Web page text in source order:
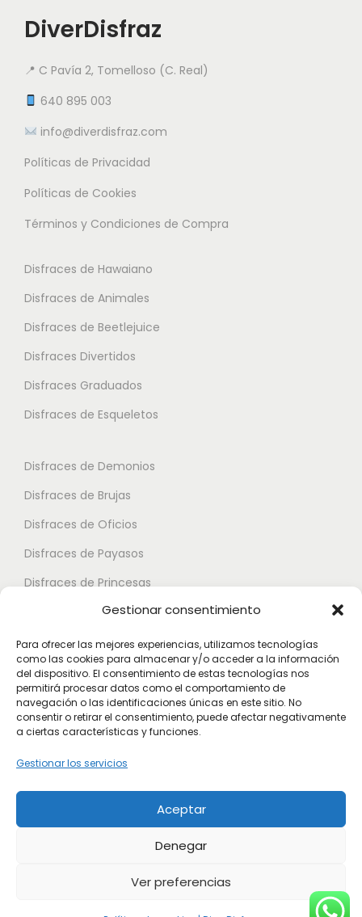
Gestionar consentimiento
Para ofrecer las mejores experiencias, utilizamos tecnologías
como las cookies para almacenar y/o acceder a la información
del dispositivo. El consentimiento de estas tecnologías nos
permitirá procesar datos como el comportamiento de
navegación o las identificaciones únicas en este sitio. No
consentir o retirar el consentimiento, puede afectar negativamente
a ciertas características y funciones.
Gestionar los servicios
Aceptar
Denegar
Ver preferencias
DiverDisfraz
📍 C Pavía 2, Tomelloso (C. Real)
640 895 003
info@diverdisfraz.com
Políticas de Privacidad
Políticas de Cookies
Términos y Condiciones de Compra
Disfraces de Hawaiano
Disfraces de Animales
Disfraces de Beetlejuice
Disfraces Divertidos
Disfraces Graduados
Disfraces de Esqueletos
Disfraces de Demonios
Disfraces de Brujas
Disfraces de Oficios
Disfraces de Payasos
Disfraces de Princesas
Disfraces de Superhéroes
Disfraces de Zombies
Disfraces de Feria de Abril
Disfraces de Guateque
Disfraces de Despedida de Mujeres